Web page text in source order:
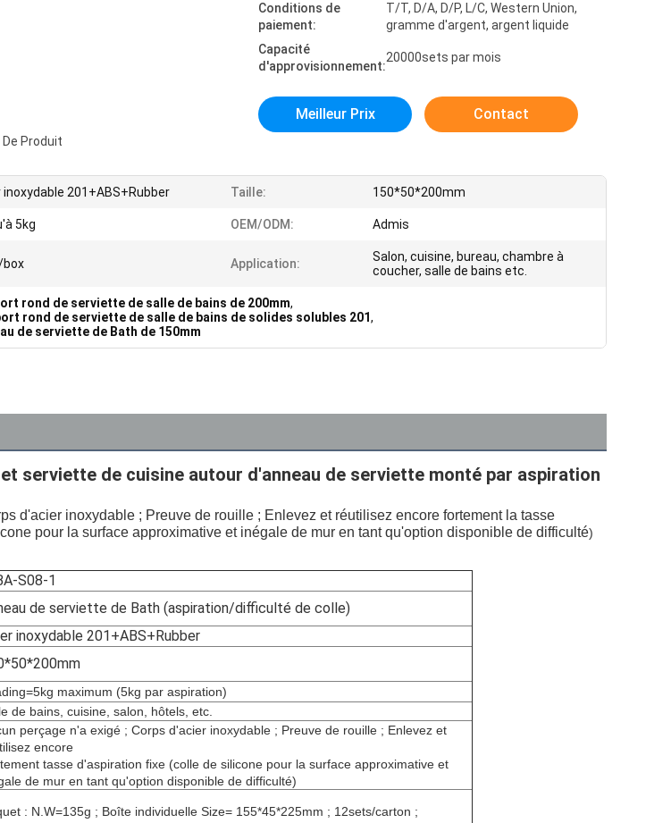
Conditions de
paiement:
T/T, D/A, D/P, L/C, Western Union,
gramme d'argent, argent liquide
Capacité
d'approvisionnement:
20000sets par mois
Meilleur Prix Contact
Produit
inoxydable 201+ABS+Rubber Taille: 150*50*200mm
5kg OEM/ODM: Admis
Application:
Salon, cuisine, bureau, chambre à
coucher, salle de bains etc.
rond de serviette de salle de bains de 200mm,
rond de serviette de salle de bains de solides solubles 201,
de serviette de Bath de 150mm
serviette de cuisine autour d'anneau de serviette monté par aspiration
d'acier inoxydable ; Preuve de rouille ; Enlevez et réutilisez encore fortement la tasse
pour la surface approximative et inégale de mur en tant qu'option disponible de difficulté)
S08-1
de serviette de Bath (aspiration/difficulté de colle)
inoxydable 201+ABS+Rubber
maximum (5kg par aspiration)
de bains, cuisine, salon, hôtels, etc.
perçage n'a exigé ; Corps d'acier inoxydable ; Preuve de rouille ; Enlevez et
encore
tasse d'aspiration fixe (colle de silicone pour la surface approximative et
de mur en tant qu'option disponible de difficulté)
: N.W=135g ; Boîte individuelle Size= 155*45*225mm ; 12sets/carton ;